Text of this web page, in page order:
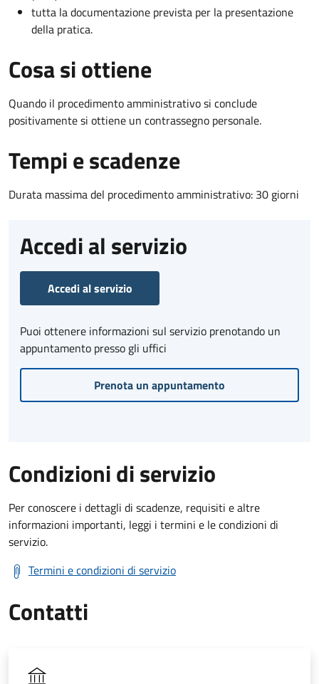
tutta la documentazione prevista per la presentazione
della pratica.
Cosa si ottiene
Quando il procedimento amministrativo si conclude
positivamente si ottiene un contrassegno personale.
Tempi e scadenze
Durata massima del procedimento amministrativo: 30 giorni
Accedi al servizio
Accedi al servizio
Puoi ottenere informazioni sul servizio prenotando un
appuntamento presso gli uffici
Prenota un appuntamento
Condizioni di servizio
Per conoscere i dettagli di scadenze, requisiti e altre
informazioni importanti, leggi i termini e le condizioni di
servizio.
Termini e condizioni di servizio
Contatti